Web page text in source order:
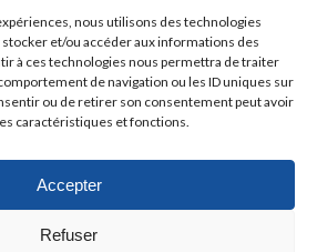
nous utilisons des technologies
et/ou accéder aux informations des
à ces technologies nous permettra de traiter
de navigation ou les ID uniques sur
ou de retirer son consentement peut avoir
caractéristiques et fonctions.
Accepter
Refuser
AVEC